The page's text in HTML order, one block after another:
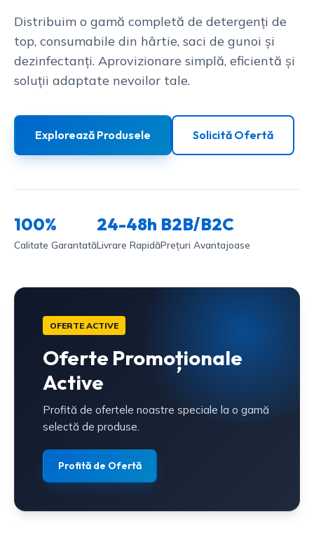
Distribuim o gamă completă de detergenți de
top, consumabile din hârtie, saci de gunoi și
dezinfectanți. Aprovizionare simplă, eficientă și
soluții adaptate nevoilor tale.
Explorează Produsele Solicită Ofertă
100%
Calitate Garantată
24-48h
Livrare Rapidă
B2B/B2C
Prețuri Avantajoase
OFERTE ACTIVE
Oferte Promoționale
Active
Profită de ofertele noastre speciale la o gamă
selectă de produse.
Profită de Ofertă